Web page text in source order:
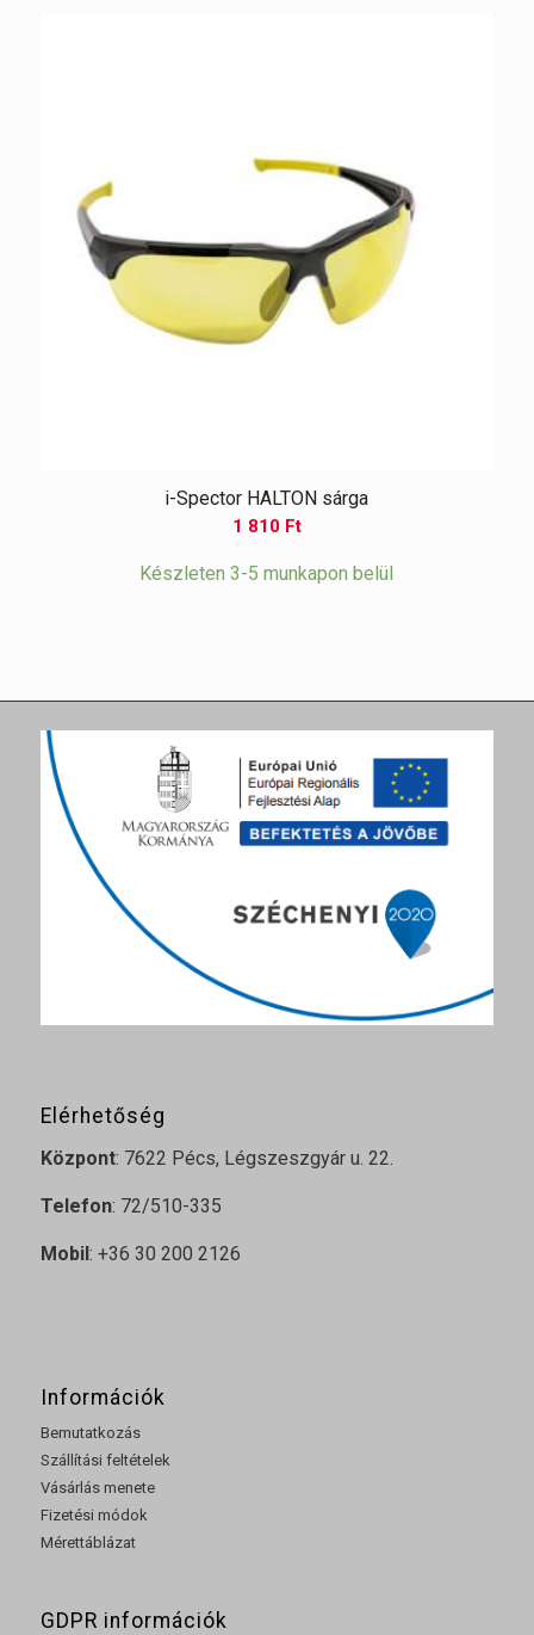
i-Spector HALTON sárga
1 810 Ft
Készleten 3-5 munkapon belül
Elérhetőség
Központ: 7622 Pécs, Légszeszgyár u. 22.
Telefon: 72/510-335
Mobil: +36 30 200 2126
Információk
Bemutatkozás
Szállítási feltételek
Vásárlás menete
Fizetési módok
Mérettáblázat
GDPR információk